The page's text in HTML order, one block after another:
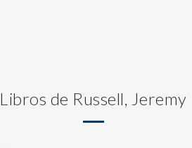
Libros de Russell, Jeremy